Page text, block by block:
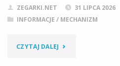
ZEGARKI.NET
31 LIPCA 2026
INFORMACJE / MECHANIZM
CZYTAJ DALEJ "RONDA